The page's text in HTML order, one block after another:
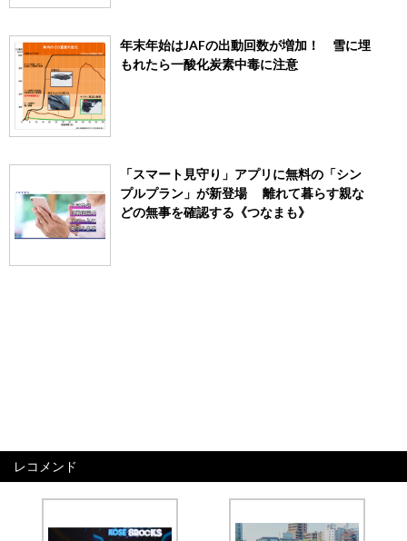
年末年始はJAFの出動回数が増加！ 雪に埋
もれたら一酸化炭素中毒に注意
「スマート見守り」アプリに無料の「シン
プルプラン」が新登場 離れて暮らす親な
どの無事を確認する《つなまも》
レコメンド